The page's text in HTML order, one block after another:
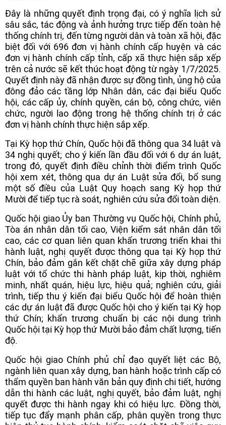
Đây là những quyết định trọng đại, có ý nghĩa lịch sử
sâu sắc, tác động và ảnh hưởng trực tiếp đến toàn hệ
thống chính trị, đến từng người dân và toàn xã hội, đặc
biệt đối với 696 đơn vị hành chính cấp huyện và các
đơn vị hành chính cấp tỉnh, cấp xã thực hiện sắp xếp
trên cả nước sẽ kết thúc hoạt động từ ngày 1/7/2025.
Quyết định này đã nhận được sự đồng tình, ủng hộ của
đông đảo các tầng lớp Nhân dân, các đại biểu Quốc
hội, các cấp ủy, chính quyền, cán bộ, công chức, viên
chức, người lao động trong hệ thống chính trị ở các
đơn vị hành chính thực hiện sắp xếp.
Tại Kỳ họp thứ Chín, Quốc hội đã thông qua 34 luật và
34 nghị quyết; cho ý kiến lần đầu đối với 6 dự án luật,
trong đó, quyết định điều chỉnh thời điểm trình Quốc
hội xem xét, thông qua dự án Luật sửa đổi, bổ sung
một số điều của Luật Quy hoạch sang Kỳ họp thứ
Mười để tiếp tục rà soát, nghiên cứu sửa đổi toàn diện.
Quốc hội giao Ủy ban Thường vụ Quốc hội, Chính phủ,
Tòa án nhân dân tối cao, Viện kiểm sát nhân dân tối
cao, các cơ quan liên quan khẩn trương triển khai thi
hành luật, nghị quyết được thông qua tại Kỳ họp thứ
Chín, bảo đảm gắn kết chặt chẽ giữa xây dựng pháp
luật với tổ chức thi hành pháp luật, kịp thời, nghiêm
minh, nhất quán, hiệu lực, hiệu quả; nghiên cứu, giải
trình, tiếp thu ý kiến đại biểu Quốc hội để hoàn thiện
các dự án luật đã được Quốc hội cho ý kiến tại Kỳ họp
thứ Chín; khẩn trương chuẩn bị các nội dung trình
Quốc hội tại Kỳ họp thứ Mười bảo đảm chất lượng, tiến
độ.
Quốc hội giao Chính phủ chỉ đạo quyết liệt các Bộ,
ngành liên quan xây dựng, ban hành hoặc trình cấp có
thẩm quyền ban hành văn bản quy định chi tiết, hướng
dẫn thi hành các luật, nghị quyết, bảo đảm luật, nghị
quyết được thi hành ngay khi có hiệu lực. Đồng thời,
tiếp tục đẩy mạnh phân cấp, phân quyền trong thực